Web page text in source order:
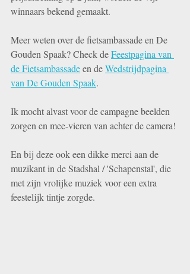
winnaars bekend gemaakt.
Meer weten over de fietsambassade en De
Gouden Spaak? Check de Feestpagina van
de Fietsambassade en de Wedstrijdpagina
van De Gouden Spaak.
Ik mocht alvast voor de campagne beelden
zorgen en mee-vieren van achter de camera!
En bij deze ook een dikke merci aan de
muzikant in de Stadshal / 'Schapenstal', die
met zijn vrolijke muziek voor een extra
feestelijk tintje zorgde.